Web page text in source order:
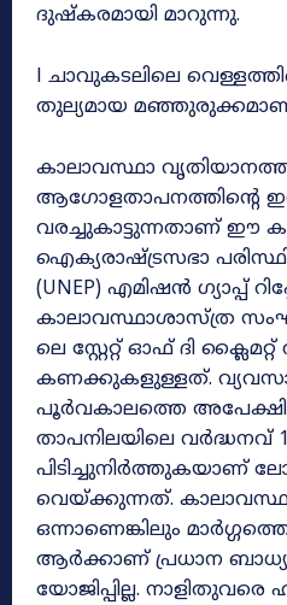
ദുഷ്കരമായി മാറുന്നു.
l ചാവുകടലിലെ
തുല്യമായ
കാലാവസ്ഥാ
ആഗോളതാപനത്തിന്റെ
വരച്ചുകാട്ടുന്നതാണ് ഈ
ഐക്യരാഷ്ട്രസഭാ
(UNEP) എമിഷൻ ഗ്യാപ്പ്
കാലാവസ്ഥാശാസ്ത്ര
ലെ സ്റ്റേറ്റ് ഓഫ് ദി
കണക്കുകളുള്ളത്.
പൂർവകാലത്തെ
താപനിലയിലെ വർദ്ധനവ്
പിടിച്ചുനിർത്തുകയാണ്
വെയ്ക്കുന്നത്.
ഒന്നാണെങ്കിലും
ആർക്കാണ് പ്രധാന
യോജിപ്പില്ല.